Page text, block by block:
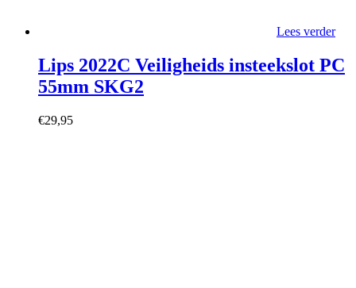
Lees verder
Lips 2022C Veiligheids insteekslot PC
55mm SKG2
€29,95